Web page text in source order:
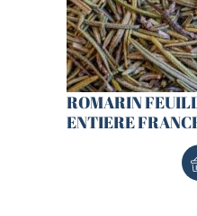
ROMARIN
ENTIERE